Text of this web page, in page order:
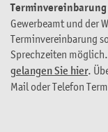
Gewerbeamt und der
Terminvereinbarung
Sprechzeiten möglich.
gelangen Sie hier.
Mail oder Telefon